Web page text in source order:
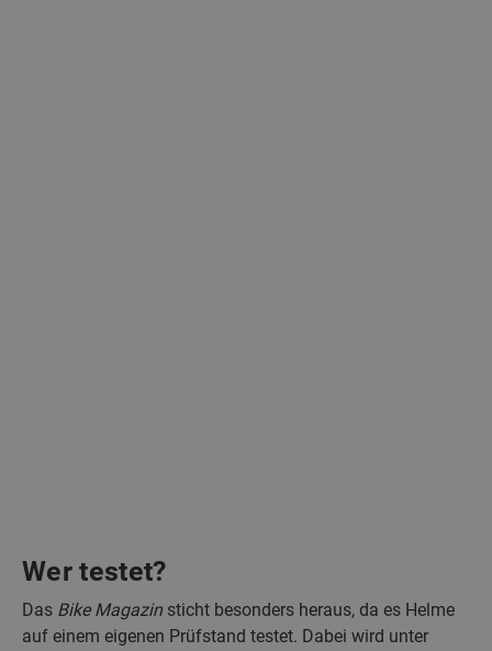
Wer testet?
Das Bike Magazinsticht besonders heraus, da es Helme
auf einem eigenen Prüfstand testet. Dabei wird unter